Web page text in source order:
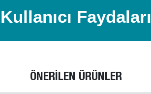
Kullanıcı Faydaları
ÖNERİLEN ÜRÜNLER